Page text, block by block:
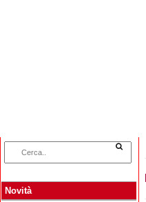
Novità